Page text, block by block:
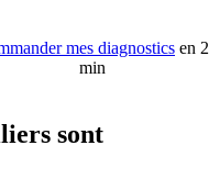
mes diagnostics en 2
min
sont